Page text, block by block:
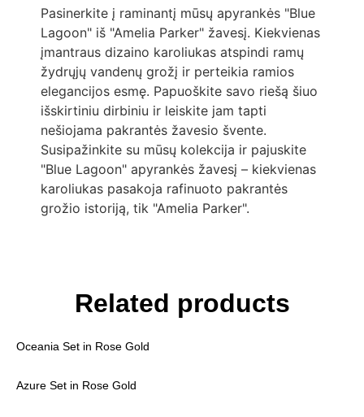
Pasinerkite į raminantį mūsų apyrankės "Blue
Lagoon" iš "Amelia Parker" žavesį. Kiekvienas
įmantraus dizaino karoliukas atspindi ramų
žydrųjų vandenų grožį ir perteikia ramios
elegancijos esmę. Papuoškite savo riešą šiuo
išskirtiniu dirbiniu ir leiskite jam tapti
nešiojama pakrantės žavesio švente.
Susipažinkite su mūsų kolekcija ir pajuskite
"Blue Lagoon" apyrankės žavesį – kiekvienas
karoliukas pasakoja rafinuoto pakrantės
grožio istoriją, tik "Amelia Parker".
Related products
Oceania Set in Rose Gold
Azure Set in Rose Gold